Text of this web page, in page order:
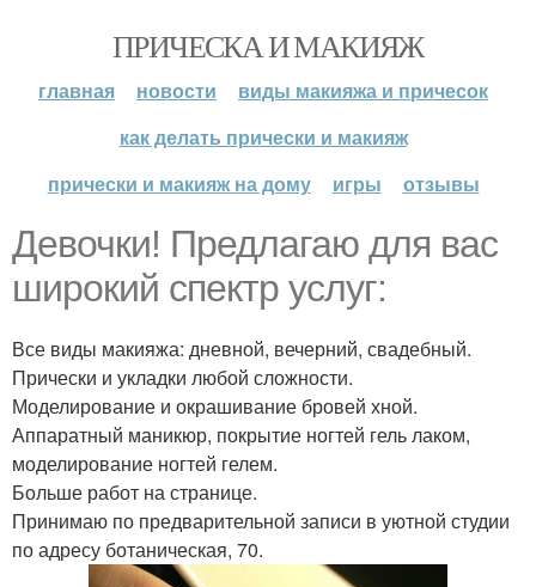
ПРИЧЕСКА И МАКИЯЖ
главная новости
виды макияжа и причесок
как делать прически и макияж
прически и макияж на дому
игры отзывы
Девочки! Предлагаю для вас
широкий спектр услуг:
Все виды макияжа: дневной, вечерний, свадебный.
Прически и укладки любой сложности.
Моделирование и окрашивание бровей хной.
Аппаратный маникюр, покрытие ногтей гель лаком,
моделирование ногтей гелем.
Больше работ на странице.
Принимаю по предварительной записи в уютной студии
по адресу ботаническая, 70.